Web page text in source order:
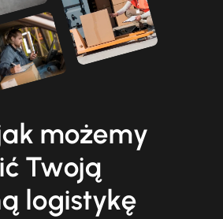
możemy
Twoją
logistykę